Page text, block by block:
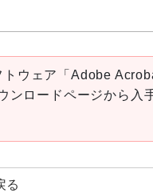
ウェア「Adobe
ロードページから入
る